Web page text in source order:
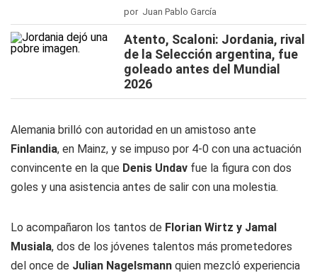
por Juan Pablo García
Atento, Scaloni: Jordania, rival
de la Selección argentina, fue
goleado antes del Mundial
2026
Alemania brilló con autoridad en un amistoso ante
Finlandia, en Mainz, y se impuso por 4-0 con una actuación
convincente en la que Denis Undav fue la figura con dos
goles y una asistencia antes de salir con una molestia.
Lo acompañaron los tantos de Florian Wirtz y Jamal
Musiala, dos de los jóvenes talentos más prometedores
del once de Julian Nagelsmann quien mezcló experiencia